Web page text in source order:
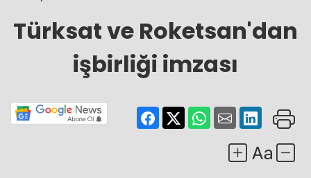
işbirliği imzası
Türksat ve Roketsan'dan
işbirliği imzası